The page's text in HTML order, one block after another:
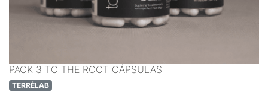
PACK 3 TO THE ROOT CÁPSULAS
TERRÉLAB